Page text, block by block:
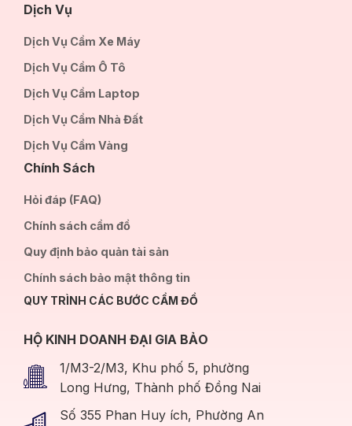
Dịch Vụ
Dịch Vụ Cầm Xe Máy
Dịch Vụ Cầm Ô Tô
Dịch Vụ Cầm Laptop
Dịch Vụ Cầm Nhà Đất
Dịch Vụ Cầm Vàng
Chính Sách
Hỏi đáp (FAQ)
Chính sách cầm đồ
Quy định bảo quản tài sản
Chính sách bảo mật thông tin
QUY TRÌNH CÁC BƯỚC CẦM ĐỒ
HỘ KINH DOANH ĐẠI GIA BẢO
1/M3-2/M3, Khu phố 5, phường
Long Hưng, Thành phố Đồng Nai
Số 355 Phan Huy ích, Phường An